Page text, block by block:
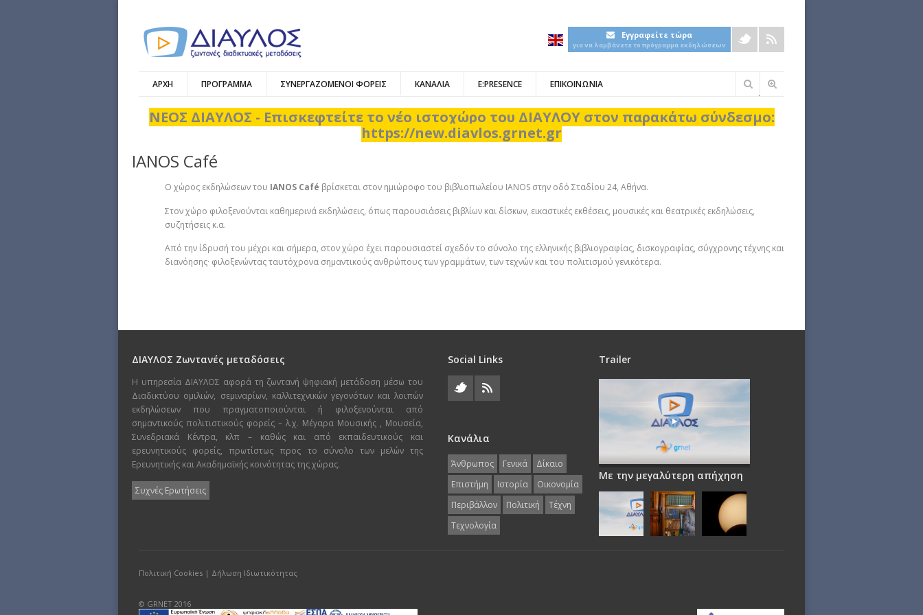
Εγγραφείτε τώρα
για να λαμβάνετε το πρόγραμμα εκδηλώσεων
ΑΡΧΗ ΠΡΟΓΡΑΜΜΑ ΣΥΝΕΡΓΑΖΟΜΕΝΟΙ ΦΟΡΕΙΣ ΚΑΝΑΛΙΑ E:PRESENCE ΕΠΙΚΟΙΝΩΝΙΑ
Φόρμα
αναζήτησης
ΝΕΟΣ ΔΙΑΥΛΟΣ - Επισκεφτείτε το νέο ιστοχώρο του ΔΙΑΥΛΟΥ στον παρακάτω σύνδεσμο:
https://new.diavlos.grnet.gr
IANOS Café
Ο χώρος εκδηλώσεων του IANOS Café βρίσκεται στον ημιώροφο του βιβλιοπωλείου IANOS στην οδό Σταδίου 24, Αθήνα.
Στον χώρο φιλοξενούνται καθημερινά εκδηλώσεις, όπως παρουσιάσεις βιβλίων και δίσκων, εικαστικές εκθέσεις, μουσικές και θεατρικές εκδηλώσεις,
συζητήσεις κ.α.
Από την ίδρυσή του μέχρι και σήμερα, στον χώρο έχει παρουσιαστεί σχεδόν το σύνολο της ελληνικής βιβλιογραφίας, δισκογραφίας, σύγχρονης τέχνης και
διανόησης· φιλοξενώντας ταυτόχρονα σημαντικούς ανθρώπους των γραμμάτων, των τεχνών και του πολιτισμού γενικότερα.
ΔΙΑΥΛΟΣ Ζωντανές μεταδόσεις
Η υπηρεσία ΔΙΑΥΛΟΣ αφορά τη ζωντανή ψηφιακή μετάδοση μέσω του
Διαδικτύου ομιλιών, σεμιναρίων, καλλιτεχνικών γεγονότων και λοιπών
εκδηλώσεων που πραγματοποιούνται ή φιλοξενούνται από
σημαντικούς πολιτιστικούς φορείς – λ.χ. Μέγαρα Μουσικής , Μουσεία,
Συνεδριακά Κέντρα, κλπ – καθώς και από εκπαιδευτικούς και
ερευνητικούς φορείς, πρωτίστως προς το σύνολο των μελών της
Ερευνητικής και Ακαδημαϊκής κοινότητας της χώρας.
Συχνές Ερωτήσεις
Social Links
Κανάλια
Άνθρωπος Γενικά
Δίκαιο
Επιστήμη
Ιστορία
Οικονομία
Περιβάλλον
Πολιτική
Τέχνη
Τεχνολογία
Trailer
Με την μεγαλύτερη απήχηση
Πολιτική Cookies | Δήλωση Ιδιωτικότητας
© GRNET 2016